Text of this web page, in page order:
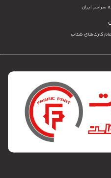
سراسر ایران
کارت‌های شتاب